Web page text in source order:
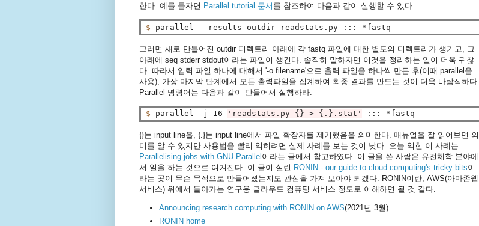
한다. 예를 들자면 Parallel tutorial 문서 를 참조하여 다음과 같이 실행할 수 있다.
$
그러면 새로 만들어진 outdir 디렉토리 아래에 각 fastq 파일에 대한 별도의 디렉토리가 생기고, 그
아래에 seq stderr stdout이라는 파일이 생긴다. 솔직히 말하자면 이것을 정리하는 일이 더욱 귀찮
다. 따라서 입력 파일 하나에 대해서 '-o filename'으로 출력 파일을 하나씩 만든 후(이때 parallel을
사용), 가장 마지막 단계에서 모든 출력파일을 집계하여 최종 결과를 만드는 것이 더욱 바람직하다.
Parallel 명령어는 다음과 같이 만들어서 실행하라.
$ parallel -j 16 'readstats.py {} > {.}.stat'
{}는 input line을, {.}는 input line에서 파일 확장자를 제거했음을 의미한다. 매뉴얼을 잘 읽어보면 의
미를 알 수 있지만 사용법을 빨리 익히려면 실제 사례를 보는 것이 낫다. 오늘 익힌 이 사례는
Parallelising jobs with GNU Parallel 이라는 글에서 참고하였다. 이 글을 쓴 사람은 유전체학 분야에
서 일을 하는 것으로 여겨진다. 이 글이 실린 RONIN - our guide to cloud computing's tricky bits이
라는 곳이 무슨 목적으로 만들어졌는지도 관심을 가져 보아야 되겠다. RONIN이란, AWS(아마존웹
서비스) 위에서 돌아가는 연구용 클라우드 컴퓨팅 서비스 정도로 이해하면 될 것 같다.
Announcing research computing with RONIN on AWS(2021년 3월)
RONIN home